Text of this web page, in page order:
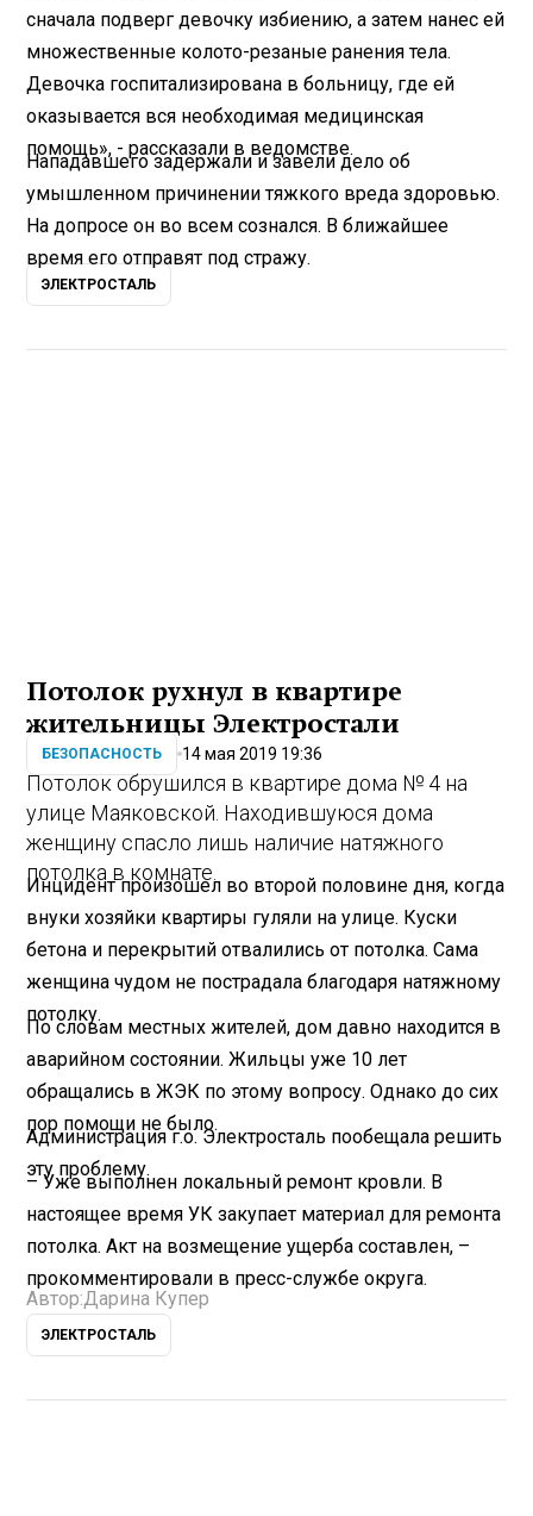
сначала подверг девочку избиению, а затем нанес ей
множественные колото-резаные ранения тела.
Девочка госпитализирована в больницу, где ей
оказывается вся необходимая медицинская
помощь», - рассказали в ведомстве.
Нападавшего задержали и завели дело об
умышленном причинении тяжкого вреда здоровью.
На допросе он во всем сознался. В ближайшее
время его отправят под стражу.
ЭЛЕКТРОСТАЛЬ
Потолок рухнул в квартире
жительницы Электростали
БЕЗОПАСНОСТЬ 14 мая 2019 19:36
Потолок обрушился в квартире дома № 4 на
улице Маяковской. Находившуюся дома
женщину спасло лишь наличие натяжного
потолка в комнате.
Инцидент произошел во второй половине дня, когда
внуки хозяйки квартиры гуляли на улице. Куски
бетона и перекрытий отвалились от потолка. Сама
женщина чудом не пострадала благодаря натяжному
потолку.
По словам местных жителей, дом давно находится в
аварийном состоянии. Жильцы уже 10 лет
обращались в ЖЭК по этому вопросу. Однако до сих
пор помощи не было.
Администрация г.о. Электросталь пообещала решить
эту проблему.
– Уже выполнен локальный ремонт кровли. В
настоящее время УК закупает материал для ремонта
потолка. Акт на возмещение ущерба составлен, –
прокомментировали в пресс-службе округа.
Автор:Дарина Купер
ЭЛЕКТРОСТАЛЬ